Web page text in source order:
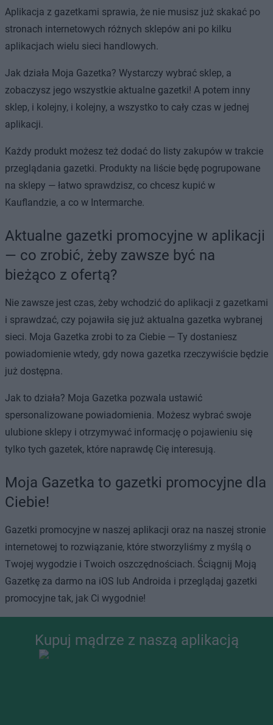
Aplikacja z gazetkami sprawia, że nie musisz już skakać po
stronach internetowych różnych sklepów ani po kilku
aplikacjach wielu sieci handlowych.
Jak działa Moja Gazetka? Wystarczy wybrać sklep, a
zobaczysz jego wszystkie aktualne gazetki! A potem inny
sklep, i kolejny, i kolejny, a wszystko to cały czas w jednej
aplikacji.
Każdy produkt możesz też dodać do listy zakupów w trakcie
przeglądania gazetki. Produkty na liście będę pogrupowane
na sklepy — łatwo sprawdzisz, co chcesz kupić w
Kauflandzie, a co w Intermarche.
Aktualne gazetki promocyjne w aplikacji
— co zrobić, żeby zawsze być na
bieżąco z ofertą?
Nie zawsze jest czas, żeby wchodzić do aplikacji z gazetkami
i sprawdzać, czy pojawiła się już aktualna gazetka wybranej
sieci. Moja Gazetka zrobi to za Ciebie — Ty dostaniesz
powiadomienie wtedy, gdy nowa gazetka rzeczywiście będzie
już dostępna.
Jak to działa? Moja Gazetka pozwala ustawić
spersonalizowane powiadomienia. Możesz wybrać swoje
ulubione sklepy i otrzymywać informację o pojawieniu się
tylko tych gazetek, które naprawdę Cię interesują.
Moja Gazetka to gazetki promocyjne dla
Ciebie!
Gazetki promocyjne w naszej aplikacji oraz na naszej stronie
internetowej to rozwiązanie, które stworzyliśmy z myślą o
Twojej wygodzie i Twoich oszczędnościach. Ściągnij Moją
Gazetkę za darmo na iOS lub Androida i przeglądaj gazetki
promocyjne tak, jak Ci wygodnie!
Kupuj mądrze z naszą aplikacją